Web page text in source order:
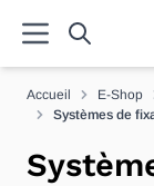
Accueil E-Shop
Systèmes de